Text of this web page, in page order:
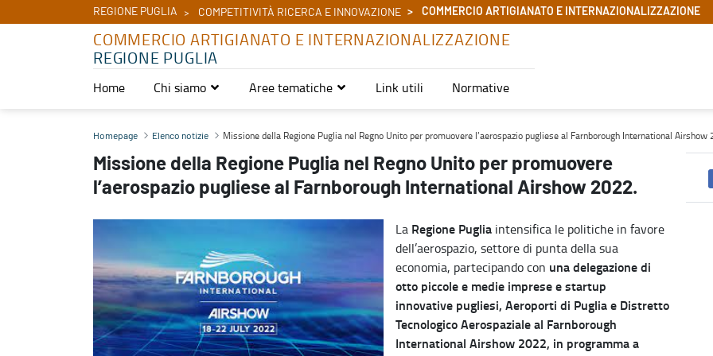
REGIONE PUGLIA COMPETITIVITÀ RICERCA E INNOVAZIONE COMMERCIO ARTIGIANATO E INTERNAZIONALIZZAZIONE
COMMERCIO ARTIGIANATO E INTERNAZIONALIZZAZIONE
REGIONE PUGLIA
Home Chi siamo Aree tematiche Link utili Normative
Missione della Regione Puglia nel Regno Unito per promuovere l’aerospazio pugliese al Farnborough International Airshow 2022. -
Homepage Elenco notizie Missione della Regione Puglia nel Regno Unito per promuovere l’aerospazio pugliese al Farnborough International Airshow
Missione della Regione Puglia nel Regno Unito per promuovere
l’aerospazio pugliese al Farnborough International Airshow 2022.
La Regione Puglia intensifica le politiche in favore
dell’aerospazio, settore di punta della sua
economia, partecipando con una delegazione di
otto piccole e medie imprese e startup
innovative pugliesi, Aeroporti di Puglia e Distretto
Tecnologico Aerospaziale al Farnborough
International Airshow 2022, in programma a